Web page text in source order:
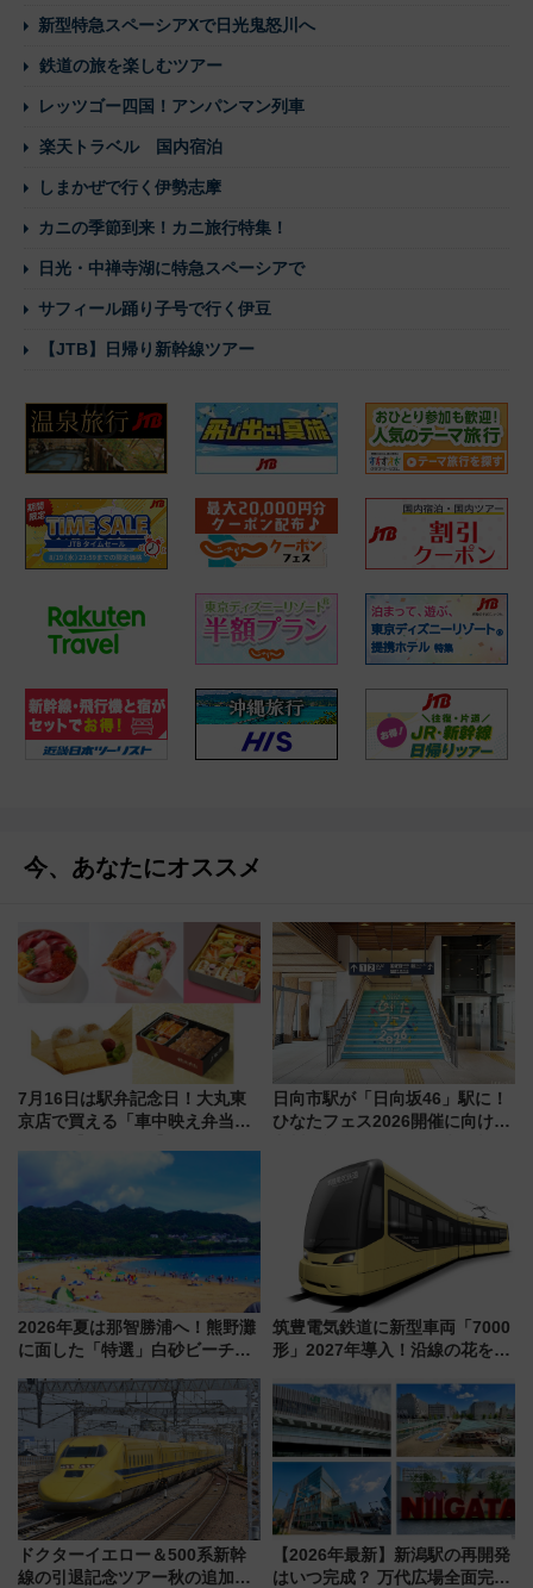
新型特急スペーシアXで日光鬼怒川へ
鉄道の旅を楽しむツアー
レッツゴー四国！アンパンマン列車
楽天トラベル 国内宿泊
しまかぜで行く伊勢志摩
カニの季節到来！カニ旅行特集！
日光・中禅寺湖に特急スペーシアで
サフィール踊り子号で行く伊豆
【JTB】日帰り新幹線ツアー
今、あなたにオススメ
7月16日は駅弁記念日！大丸東
京店で買える「車中映え弁当」
日向市駅が「日向坂46」駅に！
ひなたフェス2026開催に向けJR
全力応援 夜行列車「ドリーム
おひさま号」も走る
2026年夏は那智勝浦へ！熊野灘
に面した「特選」白砂ビーチは
会」は8月11日開催！
筑豊電気鉄道に新型車両「7000
形」2027年導入！沿線の花をイ
内は落ち着いたゆとりある空間
に
ドクターイエロー＆500系新幹
線の引退記念ツアー秋の追加企
【2026年最新】新潟駅の再開発
はいつ完成？ 万代広場全面完成